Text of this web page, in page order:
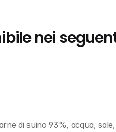
nei
di suino 93%, acqua,